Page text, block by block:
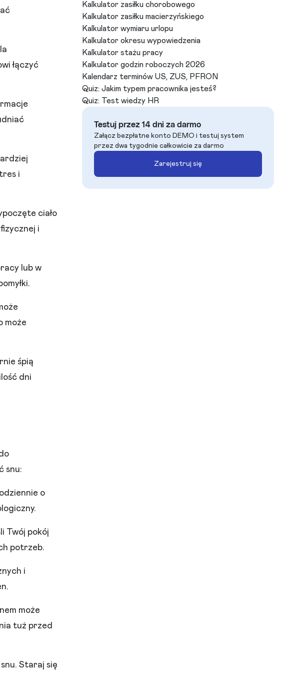
łączyć
i
ciało
i
lub w
może
śpią
dni
snu:
o
Twój pokój
potrzeb.
i
może
tuż przed
Staraj się
Kalkulator zasiłku chorobowego
Kalkulator zasiłku macierzyńskiego
Kalkulator wymiaru urlopu
Kalkulator okresu wypowiedzenia
Kalkulator stażu pracy
Kalkulator godzin roboczych 2026
Kalendarz terminów US, ZUS, PFRON
Quiz: Jakim typem pracownika jesteś?
Quiz: Test wiedzy HR
Testuj przez 14 dni za darmo
Załącz bezpłatne konto DEMO i testuj system
przez dwa tygodnie całkowicie za darmo
Zarejestruj się